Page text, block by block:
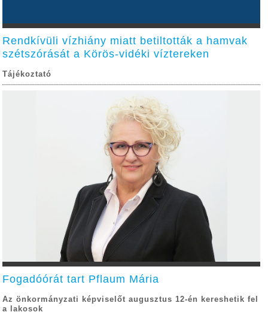
Rendkívüli vízhiány miatt betiltották a hamvak
szétszórását a Körös-vidéki víztereken
Tájékoztató
Fogadóórát tart Pflaum Mária
Az önkormányzati képviselőt augusztus 12-én kereshetik fel
a lakosok